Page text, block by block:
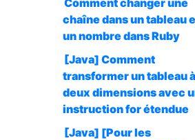
Comment changer une
chaîne dans un tableau
un nombre dans Ruby
[Java] Comment
transformer un tableau à
deux dimensions avec
instruction for étendue
[Java] [Pour les